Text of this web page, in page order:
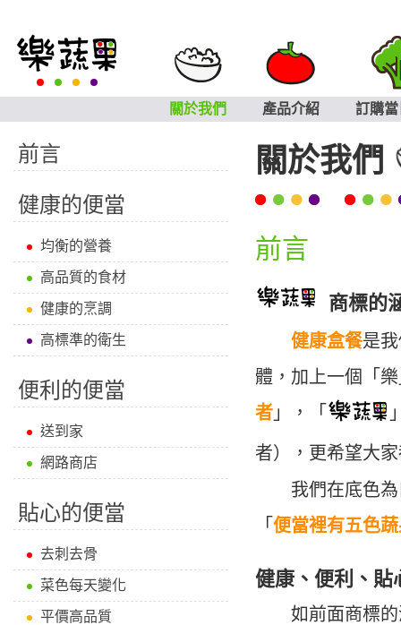
關於我們 產品介紹 訂購
前言
健康的便當
均衡的營養
高品質的食材
健康的烹調
高標準的衛生
便利的便當
送到家
網路商店
貼心的便當
去刺去骨
菜色每天變化
平價高品質
關於我們
前言
商標的
健康盒餐是
體，加上一個「
者 」，「
者）， 更希望大
我們在底色為
「 便當裡有五色
健康、便利、貼
如前面商標的